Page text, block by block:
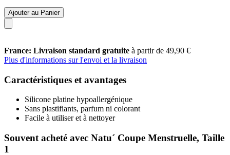
Ajouter au Panier
France: Livraison standard gratuite à partir de 49,90 €
Plus d'informations sur l'envoi et la livraison
Caractéristiques et avantages
Silicone platine hypoallergénique
Sans plastifiants, parfum ni colorant
Facile à utiliser et à nettoyer
Souvent acheté avec Natu´ Coupe Menstruelle, Taille
1